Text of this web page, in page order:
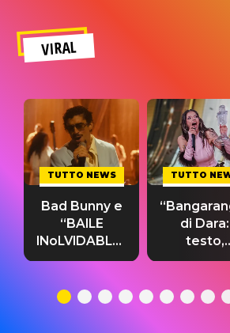
VIRAL
TUTTO NEWS
Bad Bunny e
“BAILE
INoLVIDABLE”:
testo,
significato
TUTTO
di Dara:
testo,
del